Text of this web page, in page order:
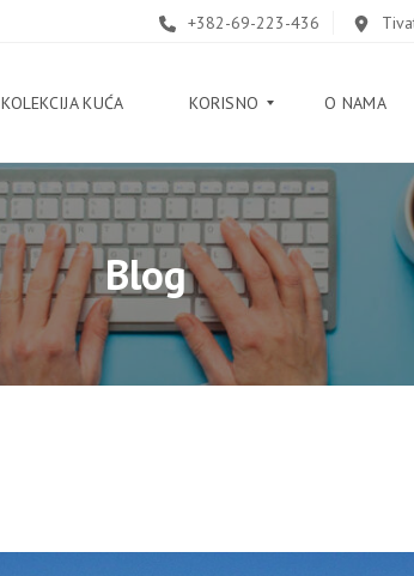
+382-69-223-436
KOLEKCIJA KUĆA KORISNO
B
L
O
G
V
O
D
O NAMA
Blog